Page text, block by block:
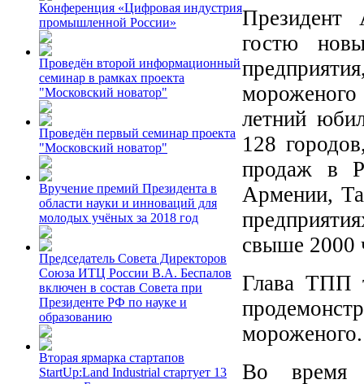
Конференция «Цифровая индустрия
промышленной России»
Проведён второй информационный
семинар в рамках проекта
"Московский новатор"
Проведён первый семинар проекта
"Московский новатор"
Вручение премий Президента в
области науки и инноваций для
молодых учёных за 2018 год
Председатель Совета Директоров
Союза ИТЦ России В.А. Беспалов
включен в состав Совета при
Президенте РФ по науке и
образованию
Вторая ярмарка стартапов
StartUp:Land Industrial стартует 13
гостю
мороженого
летний
128
продаж в
Армении,
свыше 2000
Глава ТПП
мороженого.
Во время